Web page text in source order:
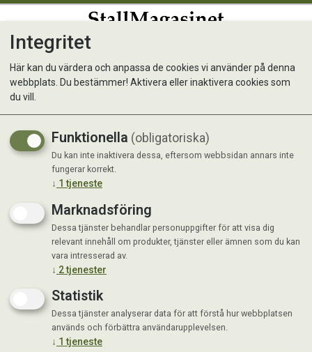
HippoPepp 2 kg
Kompletteringsfoder till häst
Integritet
Här kan du värdera och anpassa de cookies vi använder på denna
webbplats. Du bestämmer! Aktivera eller inaktivera cookies som
du vill.
Funktionella (obligatoriska)
Du kan inte inaktivera dessa, eftersom webbsidan annars inte
fungerar korrekt.
↓ 1 tjeneste
Marknadsföring
Dessa tjänster behandlar personuppgifter för att visa dig
relevant innehåll om produkter, tjänster eller ämnen som du kan
vara intresserad av.
↓ 2tjenester
Statistik
Dessa tjänster analyserar data för att förstå hur webbplatsen
används och förbättra användarupplevelsen.
↓ 1 tjeneste